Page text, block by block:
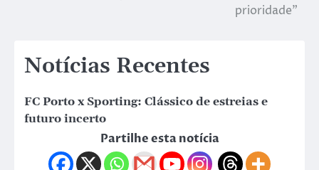
prioridade”
Notícias Recentes
FC Porto x Sporting: Clássico de estreias e
futuro incerto
Partilhe esta notícia